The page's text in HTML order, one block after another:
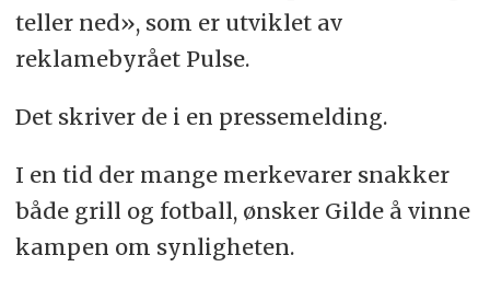
teller ned», som er utviklet av
reklamebyrået Pulse.
Det skriver de i en pressemelding.
I en tid der mange merkevarer snakker
både grill og fotball, ønsker Gilde å vinne
kampen om synligheten.